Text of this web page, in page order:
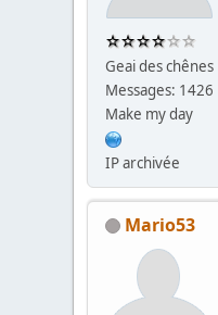
Geai des chênes
Messages: 1426
Make my day
IP archivée
Mario53